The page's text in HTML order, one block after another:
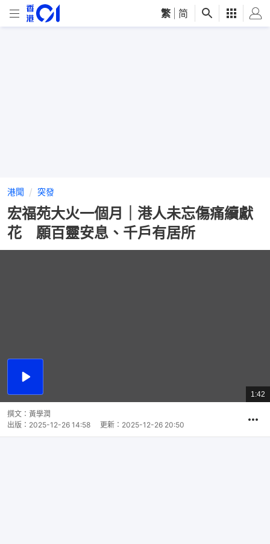
繁 简
港聞 突發
宏福苑大火一個月｜港人未忘傷痛續獻
花 願百靈安息、千戶有居所
播
總
共
1:42
撰文： 黃學潤
出版： 2025-12-26 14:58 更新： 2025-12-26 20:50